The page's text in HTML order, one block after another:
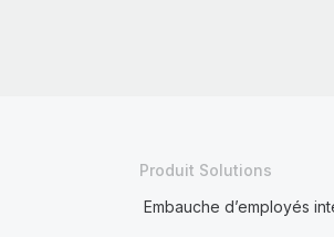
Produit Solutions
Embauche d’employés